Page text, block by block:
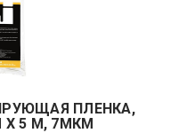
ПЛЕНКА,
Х 5 М, 7МКМ